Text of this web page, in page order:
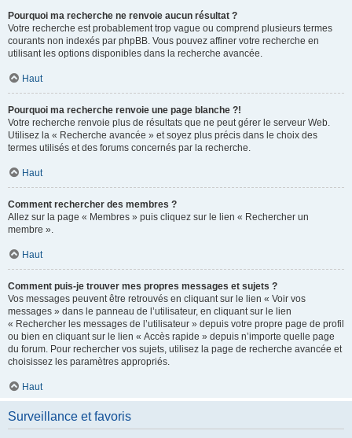
Pourquoi ma recherche ne renvoie aucun résultat ?
Votre recherche est probablement trop vague ou comprend plusieurs termes
courants non indexés par phpBB. Vous pouvez affiner votre recherche en
utilisant les options disponibles dans la recherche avancée.
Haut
Pourquoi ma recherche renvoie une page blanche ?!
Votre recherche renvoie plus de résultats que ne peut gérer le serveur Web.
Utilisez la « Recherche avancée » et soyez plus précis dans le choix des
termes utilisés et des forums concernés par la recherche.
Haut
Comment rechercher des membres ?
Allez sur la page « Membres » puis cliquez sur le lien « Rechercher un
membre ».
Haut
Comment puis-je trouver mes propres messages et sujets ?
Vos messages peuvent être retrouvés en cliquant sur le lien « Voir vos
messages » dans le panneau de l’utilisateur, en cliquant sur le lien
« Rechercher les messages de l’utilisateur » depuis votre propre page de profil
ou bien en cliquant sur le lien « Accès rapide » depuis n’importe quelle page
du forum. Pour rechercher vos sujets, utilisez la page de recherche avancée et
choisissez les paramètres appropriés.
Haut
Surveillance et favoris